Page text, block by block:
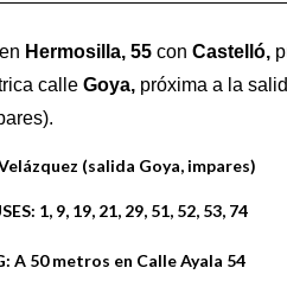
Hermosilla, 55 con Castelló,
calle Goya, próxima a la
(salida Goya, impares)
1, 9, 19, 21, 29, 51, 52, 53, 74
A 50 metros en Calle Ayala 54